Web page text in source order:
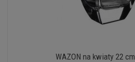
WAZON na kwiaty 22